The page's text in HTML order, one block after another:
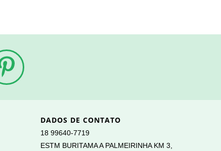
DADOS DE CONTATO
18 99640-7719
ESTM BURITAMA A PALMEIRINHA KM 3,